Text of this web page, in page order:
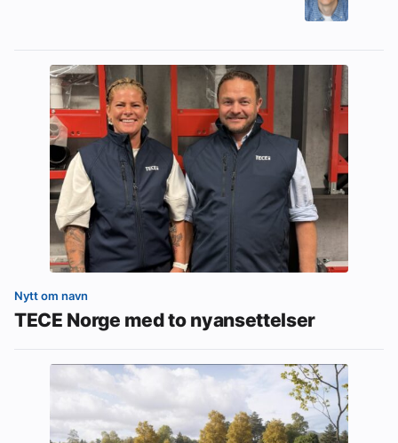
Nytt om navn
TECE Norge med to nyansettelser